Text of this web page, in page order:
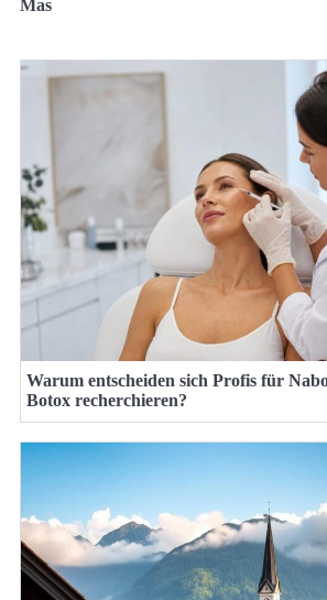
Mas
Warum entscheiden sich Profis für
Botox recherchieren?